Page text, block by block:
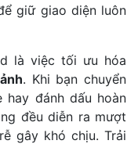
giữ giao diện luôn
là việc tối ưu hóa
. Khi bạn chuyển
đánh dấu hoàn
đều diễn ra mượt
gây khó chịu. Trải